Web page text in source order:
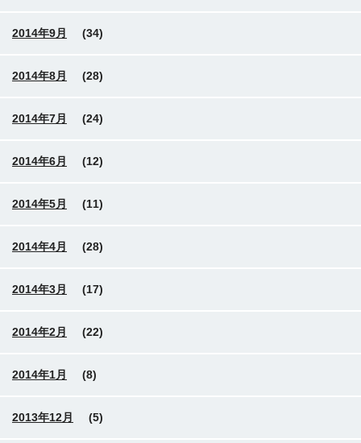
2014年9月 (34)
2014年8月 (28)
2014年7月 (24)
2014年6月 (12)
2014年5月 (11)
2014年4月 (28)
2014年3月 (17)
2014年2月 (22)
2014年1月 (8)
2013年12月 (5)